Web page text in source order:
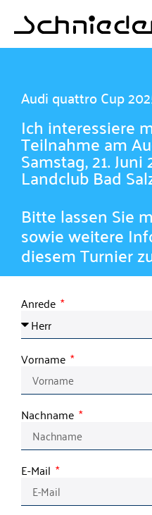
Audi quattro Cup
Ich interessiere
Teilnahme am
Samstag, 21.
Landclub Bad
Bitte lassen Sie
sowie weitere
diesem Turnier
Anrede
Vorname
Nachname
E-Mail